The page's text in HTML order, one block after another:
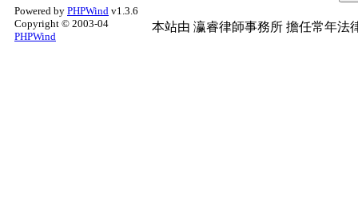
Powered by PHPWind v1.3.6
Copyright © 2003-04
PHPWind
本站由 瀛睿律師事務所 擔任常年法